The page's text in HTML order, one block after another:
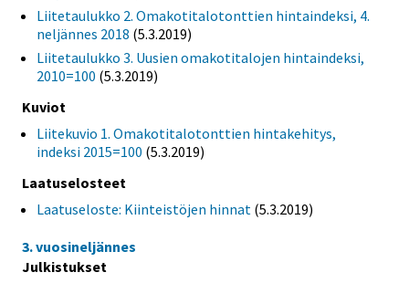
Liitetaulukko 2. Omakotitalotonttien hintaindeksi, 4.
neljännes 2018 (5.3.2019)
Liitetaulukko 3. Uusien omakotitalojen hintaindeksi,
2010=100 (5.3.2019)
Kuviot
Liitekuvio 1. Omakotitalotonttien hintakehitys,
indeksi 2015=100 (5.3.2019)
Laatuselosteet
Laatuseloste: Kiinteistöjen hinnat (5.3.2019)
3. vuosineljännes
Julkistukset